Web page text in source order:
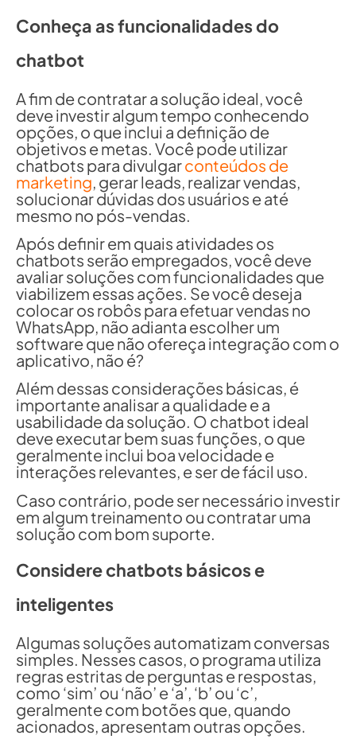
Conheça as funcionalidades do
chatbot
A fim de contratar a solução ideal, você
deve investir algum tempo conhecendo
opções, o que inclui a definição de
objetivos e metas. Você pode utilizar
chatbots para divulgarconteúdos de
marketing, gerar leads, realizar vendas,
solucionar dúvidas dos usuários e até
mesmo no pós-vendas.
Após definir em quais atividades os
chatbots serão empregados, você deve
avaliar soluções com funcionalidades que
viabilizem essas ações. Se você deseja
colocar os robôs para efetuar vendas no
WhatsApp, não adianta escolher um
software que não ofereça integração com o
aplicativo, não é?
Além dessas considerações básicas, é
importante analisar a qualidade e a
usabilidade da solução. O chatbot ideal
deve executar bem suas funções, o que
geralmente inclui boa velocidade e
interações relevantes, e ser de fácil uso.
Caso contrário, pode ser necessário investir
em algum treinamento ou contratar uma
solução com bom suporte.
Considere chatbots básicos e
inteligentes
Algumas soluções automatizam conversas
simples. Nesses casos, o programa utiliza
regras estritas de perguntas e respostas,
como ‘sim’ ou ‘não’ e ‘a’, ‘b’ ou ‘c’,
geralmente com botões que, quando
acionados, apresentam outras opções.